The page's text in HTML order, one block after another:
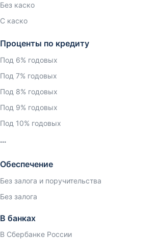
Без каско
С каско
Проценты по кредиту
Под 6% годовых
Под 7% годовых
Под 8% годовых
Под 9% годовых
Под 10% годовых
Обеспечение
Без залога и поручительства
Без залога
В банках
В Сбербанке России